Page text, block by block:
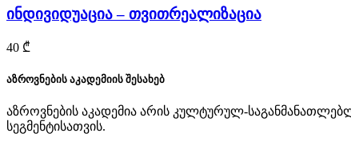
ინდივიდუაცია – თვითრეალიზაცია
40 ₾
აზროვნების აკადემიის შესახებ
აზროვნების აკადემია არის კულტურულ-
სეგმენტისათვის.